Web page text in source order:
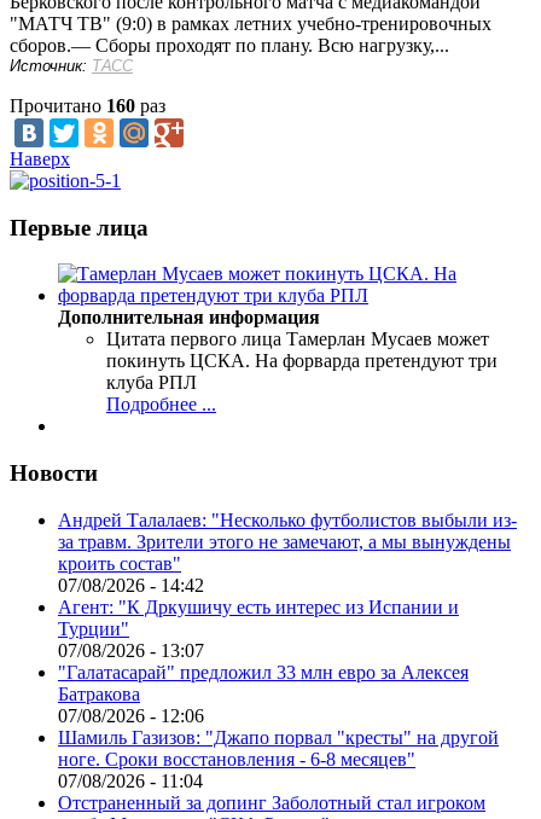
"МАТЧ ТВ" (9:0) в рамках летних учебно-тренировочных
сборов.— Сборы проходят по плану. Всю нагрузку,...
Источник: ТАСС
Прочитано 160 раз
Наверх
Первые лица
Дополнительная информация
Цитата первого лица Тамерлан Мусаев может
покинуть ЦСКА. На форварда претендуют три
клуба РПЛ
Подробнее ...
Новости
Андрей Талалаев: "Несколько футболистов выбыли из-
за травм. Зрители этого не замечают, а мы вынуждены
кроить состав"
07/08/2026 - 14:42
Агент: "К Дркушичу есть интерес из Испании и
Турции"
07/08/2026 - 13:07
"Галатасарай" предложил 33 млн евро за Алексея
Батракова
07/08/2026 - 12:06
Шамиль Газизов: "Джапо порвал "кресты" на другой
ноге. Сроки восстановления - 6-8 месяцев"
07/08/2026 - 11:04
Отстраненный за допинг Заболотный стал игроком